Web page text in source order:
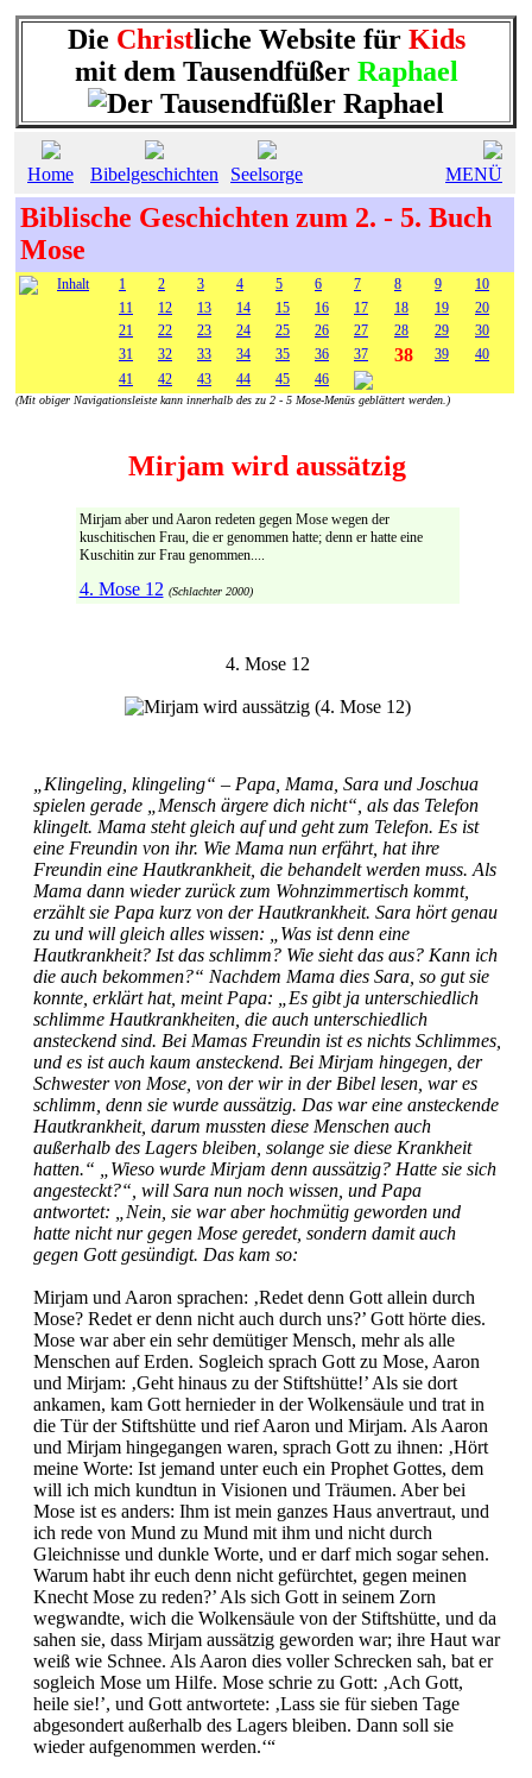
Die Christliche Website für Kids
mit dem Tausendfüßer Raphael
Home Bibelgeschichten Seelsorge MENÜ
Biblische Geschichten zum 2. - 5. Buch
Mose
Inhalt 1 2 3 4 5 6 7 8 9
10
11
12 13 14 15 16 17 18 19
20
21
22 23 24 25 26 27 28 29
30
31
32 33 34 35 36 37 38 39
40
41
42 43 44 45 46
(Mit obiger Navigationsleiste kann innerhalb des zu 2 - 5 Mose-Menüs geblättert werden.)
Mirjam wird aussätzig
Mirjam aber und Aaron redeten gegen Mose wegen der
kuschitischen Frau, die er genommen hatte; denn er hatte eine
Kuschitin zur Frau genommen....
4. Mose 12 (Schlachter 2000)
4. Mose 12
„Klingeling, klingeling“ – Papa, Mama, Sara und Joschua
spielen gerade „Mensch ärgere dich nicht“, als das Telefon
klingelt. Mama steht gleich auf und geht zum Telefon. Es ist
eine Freundin von ihr. Wie Mama nun erfährt, hat ihre
Freundin eine Hautkrankheit, die behandelt werden muss. Als
Mama dann wieder zurück zum Wohnzimmertisch kommt,
erzählt sie Papa kurz von der Hautkrankheit. Sara hört genau
zu und will gleich alles wissen: „Was ist denn eine
Hautkrankheit? Ist das schlimm? Wie sieht das aus? Kann ich
die auch bekommen?“ Nachdem Mama dies Sara, so gut sie
konnte, erklärt hat, meint Papa: „Es gibt ja unterschiedlich
schlimme Hautkrankheiten, die auch unterschiedlich
ansteckend sind. Bei Mamas Freundin ist es nichts Schlimmes,
und es ist auch kaum ansteckend. Bei Mirjam hingegen, der
Schwester von Mose, von der wir in der Bibel lesen, war es
schlimm, denn sie wurde aussätzig. Das war eine ansteckende
Hautkrankheit, darum mussten diese Menschen auch
außerhalb des Lagers bleiben, solange sie diese Krankheit
hatten.“ „Wieso wurde Mirjam denn aussätzig? Hatte sie sich
angesteckt?“, will Sara nun noch wissen, und Papa
antwortet: „Nein, sie war aber hochmütig geworden und
hatte nicht nur gegen Mose geredet, sondern damit auch
gegen Gott gesündigt. Das kam so:
Mirjam und Aaron sprachen: ‚Redet denn Gott allein durch
Mose? Redet er denn nicht auch durch uns?’ Gott hörte dies.
Mose war aber ein sehr demütiger Mensch, mehr als alle
Menschen auf Erden. Sogleich sprach Gott zu Mose, Aaron
und Mirjam: ‚Geht hinaus zu der Stiftshütte!’ Als sie dort
ankamen, kam Gott hernieder in der Wolkensäule und trat in
die Tür der Stiftshütte und rief Aaron und Mirjam. Als Aaron
und Mirjam hingegangen waren, sprach Gott zu ihnen: ‚Hört
meine Worte: Ist jemand unter euch ein Prophet Gottes, dem
will ich mich kundtun in Visionen und Träumen. Aber bei
Mose ist es anders: Ihm ist mein ganzes Haus anvertraut, und
ich rede von Mund zu Mund mit ihm und nicht durch
Gleichnisse und dunkle Worte, und er darf mich sogar sehen.
Warum habt ihr euch denn nicht gefürchtet, gegen meinen
Knecht Mose zu reden?’ Als sich Gott in seinem Zorn
wegwandte, wich die Wolkensäule von der Stiftshütte, und da
sahen sie, dass Mirjam aussätzig geworden war; ihre Haut war
weiß wie Schnee. Als Aaron dies voller Schrecken sah, bat er
sogleich Mose um Hilfe. Mose schrie zu Gott: ‚Ach Gott,
heile sie!’, und Gott antwortete: ‚Lass sie für sieben Tage
abgesondert außerhalb des Lagers bleiben. Dann soll sie
wieder aufgenommen werden.‘“